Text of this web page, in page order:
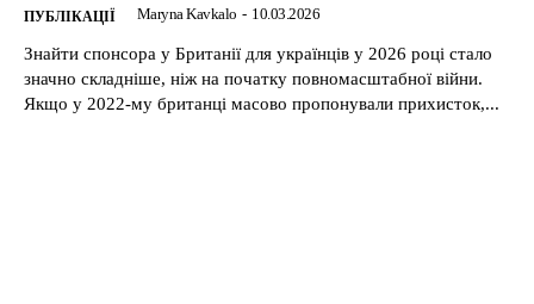
ПУБЛІКАЦІЇ Maryna Kavkalo - 10.03.2026
Знайти спонсора у Британії для українців у 2026 році стало
значно складніше, ніж на початку повномасштабної війни.
Якщо у 2022-му британці масово пропонували прихисток,...